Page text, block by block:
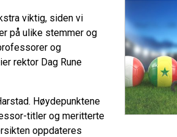
viktig, siden vi
på ulike stemmer og
og
rektor Dag Rune
Høydepunktene
titler og meritterte
oppdateres